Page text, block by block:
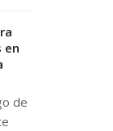
en
de